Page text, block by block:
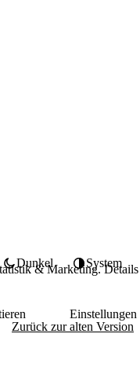
Dunkel System
Zurück zur alten Version
& Marketing. Details
Einstellungen